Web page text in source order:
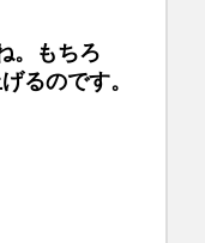
。もちろ
るのです。